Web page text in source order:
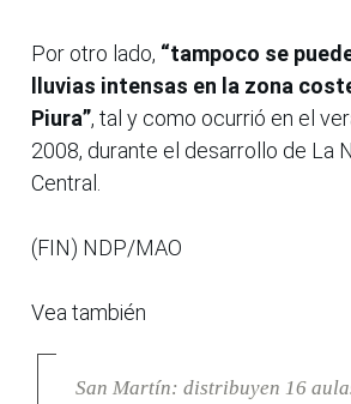
Por otro lado, “tampoco se
lluvias intensas en la zona
Piura”, tal y como ocurrió en el
2008, durante el desarrollo de La
Central.
(FIN) NDP/MAO
Vea también
San Martín: distribuyen 16